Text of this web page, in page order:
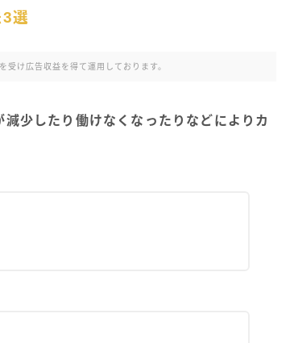
選
け広告収益を得て運用しております。
少したり働けなくなったりなどによりカ